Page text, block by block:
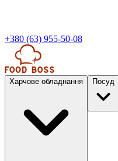
+380 (63) 955-50-08
Харчове обладнання Посуд